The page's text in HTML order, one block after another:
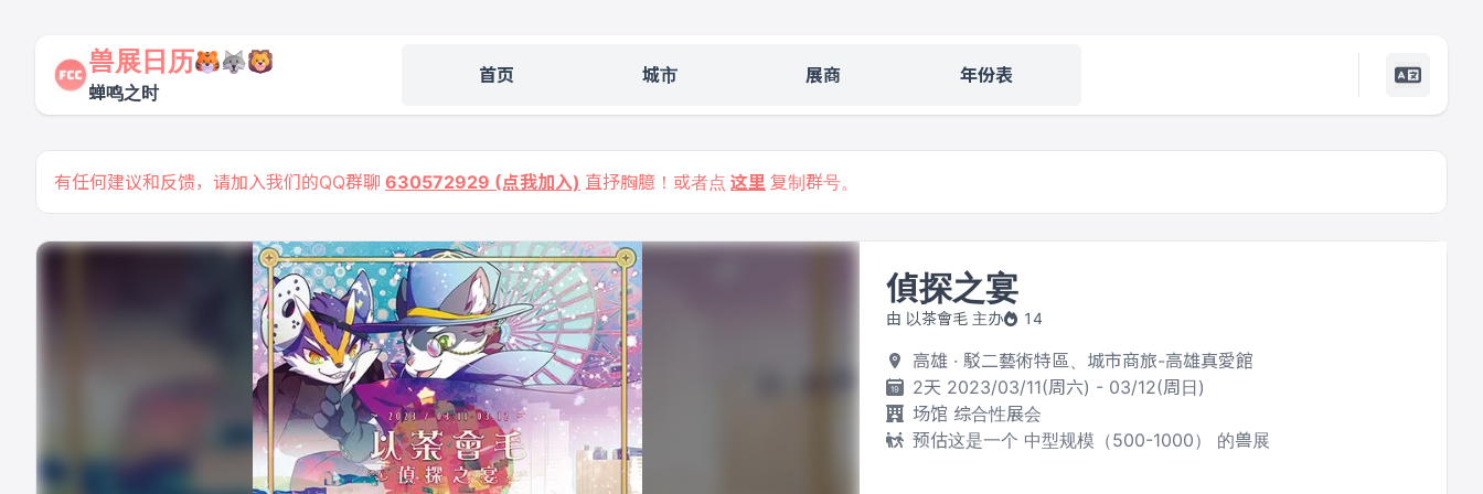
兽展日历
蝉鸣之时
首页 城市 展商 年份表
有任何建议和反馈，请加入我们的QQ群聊 630572929 (点我加入) 直抒胸臆！或者点 这里 复制群号。
偵探之宴
由 以茶會毛 主办 14
高雄 · 駁二藝術特區、城市商旅-高雄真愛館
2天 2023/03/11(周六) - 03/12(周日)
场馆 综合性展会
预估这是一个 中型规模（500-1000） 的兽展